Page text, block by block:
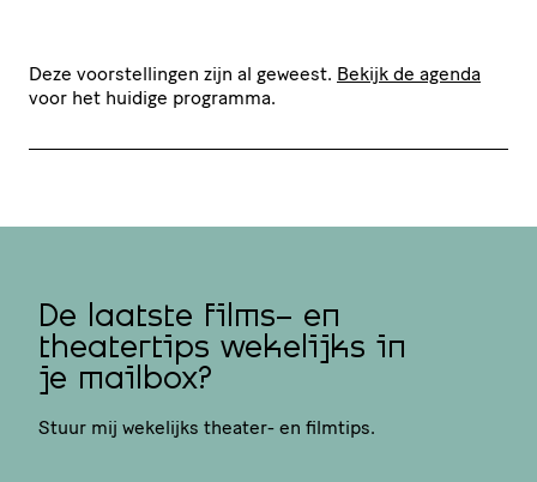
Deze voorstellingen zijn al geweest. Bekijk de agenda
voor het huidige programma.
De laatste films- en
theatertips wekelijks in
je mailbox?
Stuur mij wekelijks theater- en filmtips.